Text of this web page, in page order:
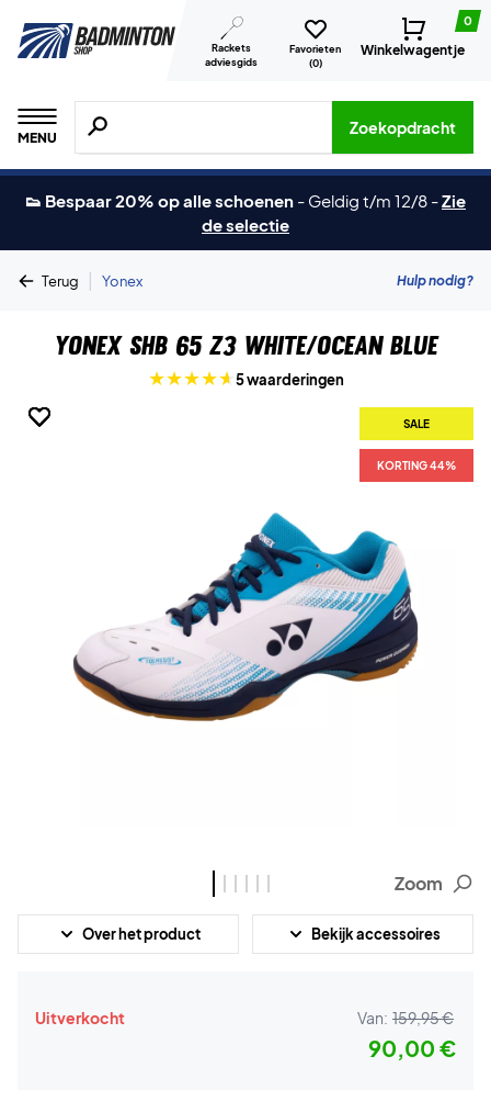
Rackets
adviesgids
Favorieten
(0)
0
Winkelwagentje
MENU
Zoeken naar producten, merken etc.
Zoekopdracht
👟 Bespaar 20% op alle schoenen - Geldig t/m 12/8 -Zie
de selectie
Terug | Yonex Hulp nodig?
Yonex SHB 65 Z3 White/Ocean Blue
5 waarderingen
SALE
KORTING 44%
SALE
KORTING 44%
SALE
KORTING 44%
SALE
KORTING 44%
SALE
KORTING 44%
SALE
KORTING 44%
Zoom
Over het product Bekijk accessoires
Uitverkocht Van: 159,95 €
90,00 €